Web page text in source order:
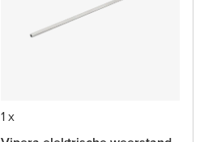
1 x